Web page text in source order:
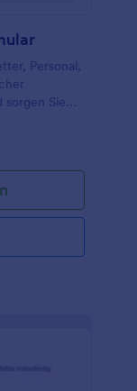
Personal,
Sie